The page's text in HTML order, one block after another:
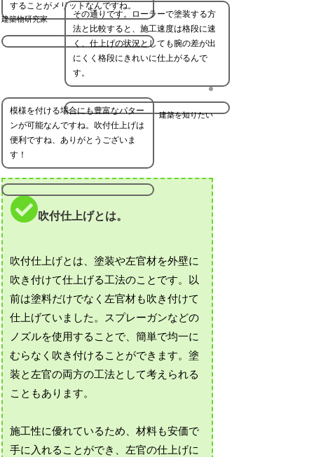
することがメリットなんですね。
建築物研究家
その通りです。ローラーで塗装する方
法と比較すると、施工速度は格段に速
く、仕上げの状況としても腕の差が出
にくく格段にきれいに仕上がるんで
す。
建築を知りたい
模様を付ける場合にも豊富なパター
ンが可能なんですね。吹付仕上げは
便利ですね、ありがとうございま
す！
吹付仕上げとは。
吹付仕上げとは、塗装や左官材を外壁に
吹き付けて仕上げる工法のことです。以
前は塗料だけでなく左官材も吹き付けて
仕上げていました。スプレーガンなどの
ノズルを使用することで、簡単で均一に
むらなく吹き付けることができます。塗
装と左官の両方の工法として考えられる
こともあります。
施工性に優れているため、材料も安価で
手に入れることができ、左官の仕上げに